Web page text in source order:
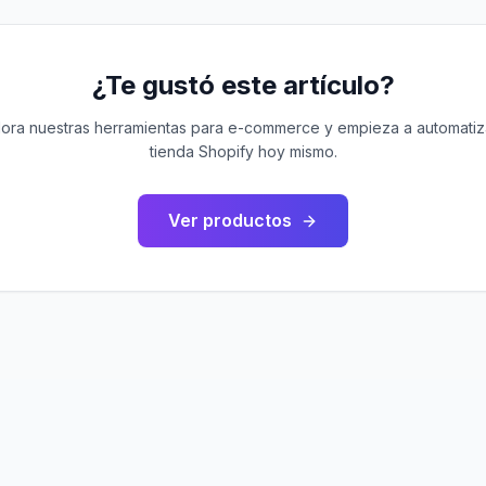
¿Te gustó este artículo?
nuestras herramientas para e-commerce y empieza a
tienda Shopify hoy mismo.
Ver productos